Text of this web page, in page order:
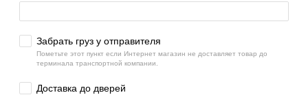
Забрать груз у отправителя
Пометьте этот пункт если Интернет магазин не доставляет товар до
терминала транспортной компании.
Доставка до дверей